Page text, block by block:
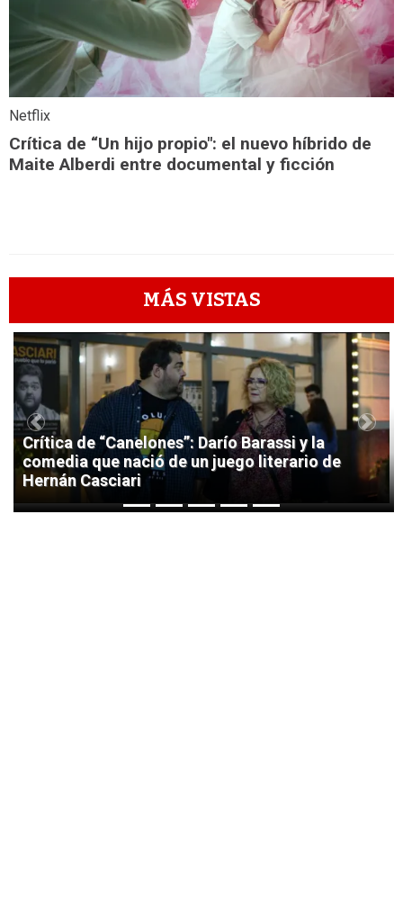
Netflix
Crítica de “Un hijo propio": el nuevo híbrido de
Maite Alberdi entre documental y ficción
MÁS VISTAS
1
Crítica de “Canelones”: Darío Barassi y la
comedia que nació de un juego literario de
Hernán Casciari
Previous Next